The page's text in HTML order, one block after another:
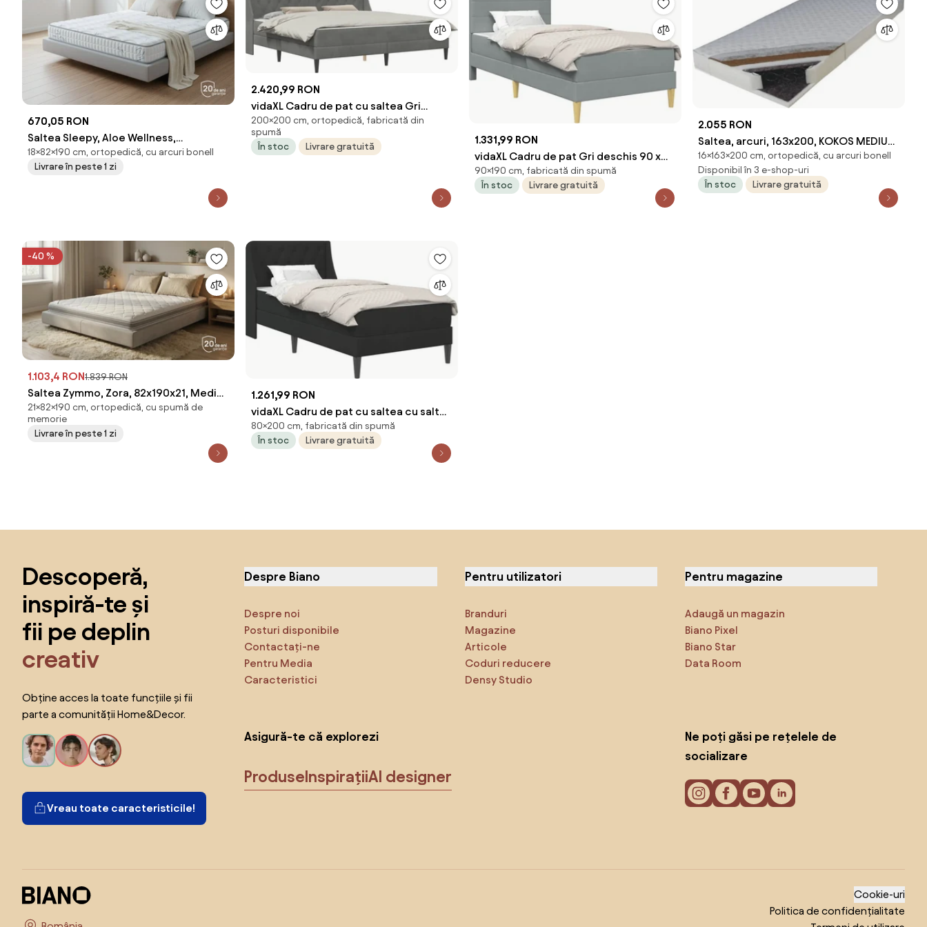
670,05 RON
Saltea Sleepy, Aloe Wellness,
82x190x18, Tare
18×82×190 cm, ortopedică, cu arcuri bonell
Livrare în peste 1 zi
2.420,99 RON
vidaXL Cadru de pat cu saltea Gri
închis 200 x 200 cm Catifea
200×200 cm, ortopedică, fabricată din
spumă
În stoc
Livrare gratuită
1.331,99 RON
vidaXL Cadru de pat Gri deschis 90 x
190 cm Poliester
90×190 cm, fabricată din spumă
În stoc
Livrare gratuită
2.055 RON
Saltea, arcuri, 163x200, KOKOS MEDIUM
ATYP
16×163×200 cm, ortopedică, cu arcuri bonell
Disponibil în 3 e-shop-uri
În stoc
Livrare gratuită
-40 %
1.103,4 RON1.839 RON
Saltea Zymmo, Zora, 82x190x21, Medie-
tare
21×82×190 cm, ortopedică, cu spumă de
memorie
Livrare în peste 1 zi
1.261,99 RON
vidaXL Cadru de pat cu saltea cu saltea
Negru 80 x 200 cm Catifea
80×200 cm, fabricată din spumă
În stoc
Livrare gratuită
Descoperă,
inspiră-te și
fii pe deplin
creativ
Obține acces la toate funcțiile și fii
parte a comunității Home&Decor.
Vreau toate caracteristicile!
Despre Biano
Despre noi
Posturi disponibile
Contactați-ne
Pentru Media
Caracteristici
Pentru utilizatori
Branduri
Magazine
Articole
Coduri reducere
Densy Studio
Pentru magazine
Adaugă un magazin
Biano Pixel
Biano Star
Data Room
Asigură-te că explorezi
ProduseInspirațiiAI designer
Ne poți găsi pe rețelele de
socializare
Cookie-uri
Politica de confidențialitate